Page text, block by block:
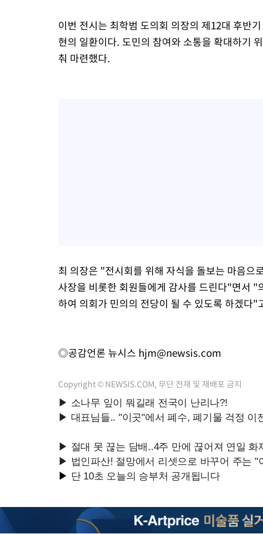
이번 전시는 최학범 도의회 의장의 제12대 후반
현의 일환이다. 도민의 참여와 소통을 확대하기
춰 마련했다.
최 의장은 "전시회를 위해 자식을 돌보는 마음으
사장을 비롯한 회원들에게 감사를 드린다"면서
하여 의회가 민의의 전당이 될 수 있도록 하겠다"
◎공감언론 뉴시스 hjm@newsis.com
Copyright © NEWSIS.COM, 무단 전재 및 재배포 금지